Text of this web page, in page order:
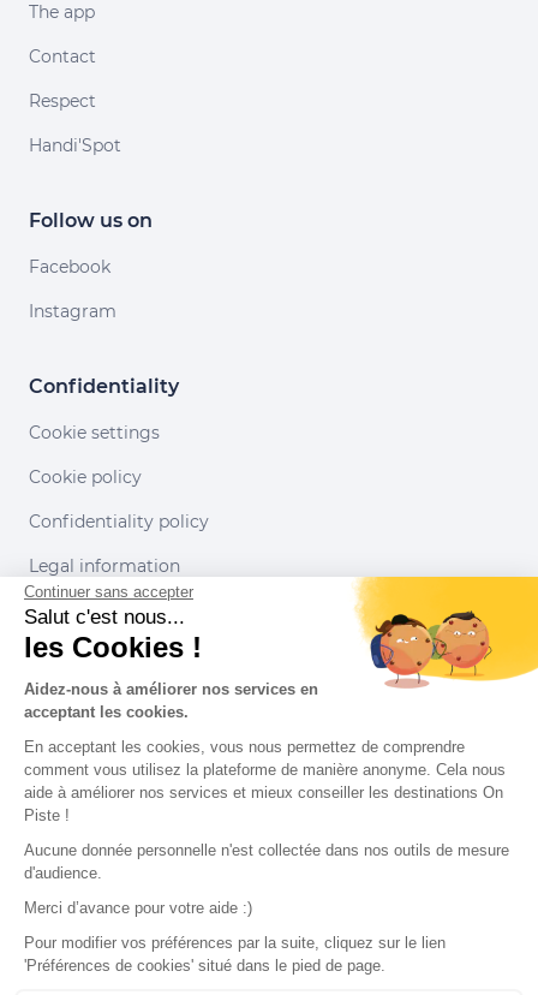
The app
Contact
Respect
Handi'Spot
Follow us on
Facebook
Instagram
Confidentiality
Cookie settings
Cookie policy
Confidentiality policy
Legal information
Conditions of use
Our partners
Continuer sans accepter
Salut c'est nous...
les Cookies !
Aidez-nous à améliorer nos services en
acceptant les cookies.
En acceptant les cookies, vous nous permettez de comprendre
comment vous utilisez la plateforme de manière anonyme. Cela nous
aide à améliorer nos services et mieux conseiller les destinations On
Piste !
Aucune donnée personnelle n'est collectée dans nos outils de mesure
d'audience.
Merci d’avance pour votre aide :)
Pour modifier vos préférences par la suite, cliquez sur le lien
'Préférences de cookies' situé dans le pied de page.